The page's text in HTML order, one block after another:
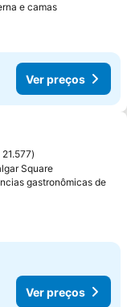
e camas
Ver preços
favoritos
21.577
Square
gastronômicas de
Ver preços